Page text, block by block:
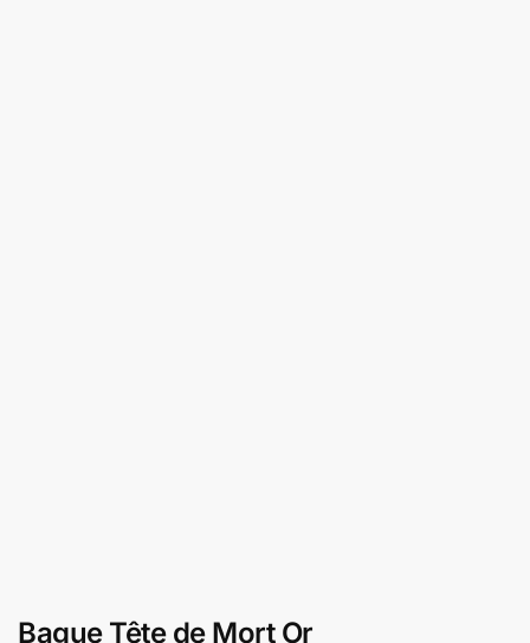
Bague Tête de Mort Or